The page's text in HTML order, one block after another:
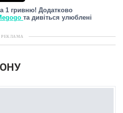
1 гривню! Додатково
та дивіться улюблені
РЕКЛАМА